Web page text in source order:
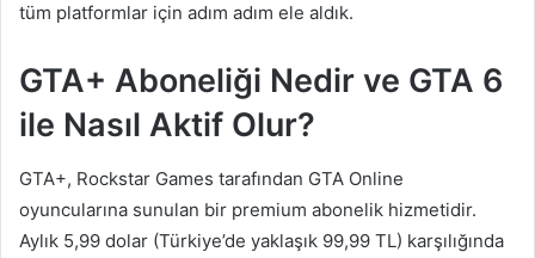
tüm platformlar için adım adım ele aldık.
GTA+ Aboneliği Nedir ve GTA 6
ile Nasıl Aktif Olur?
GTA+, Rockstar Games tarafından GTA Online
oyuncularına sunulan bir premium abonelik hizmetidir.
Aylık 5,99 dolar (Türkiye’de yaklaşık 99,99 TL) karşılığında